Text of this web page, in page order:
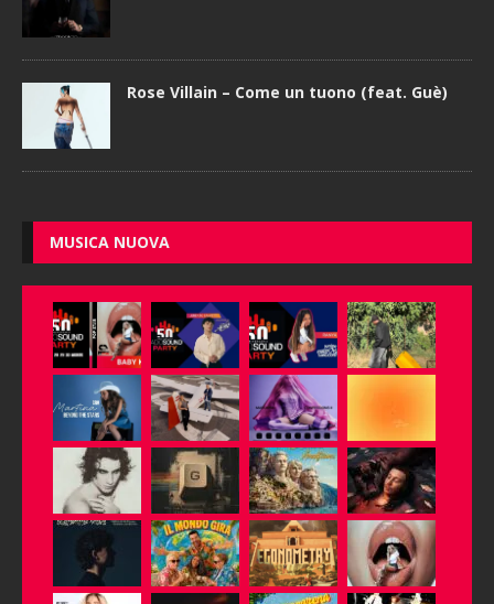
Rose Villain – Come un tuono (feat. Guè)
MUSICA NUOVA